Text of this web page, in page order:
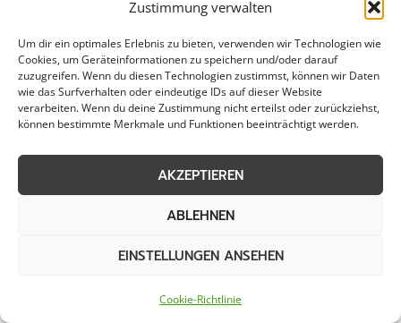
Zustimmung verwalten
Um dir ein optimales Erlebnis zu bieten, verwenden wir Technologien wie
Cookies, um Geräteinformationen zu speichern und/oder darauf
zuzugreifen. Wenn du diesen Technologien zustimmst, können wir Daten
wie das Surfverhalten oder eindeutige IDs auf dieser Website
verarbeiten. Wenn du deine Zustimmung nicht erteilst oder zurückziehst,
können bestimmte Merkmale und Funktionen beeinträchtigt werden.
AKZEPTIEREN
ABLEHNEN
EINSTELLUNGEN ANSEHEN
Cookie-Richtlinie
auch ökologisch verantwortungsbewusst ist.
Vertrauen Sie auf erfahrene Experten, um Ihr
Dach in Emden optimal zu schützen und
langfristig zu erhalten.
Weitere Themen in Emden
Dachbeschichtung Dachimprägnierung
Dachrinnenreinigung Fassadenreinigung